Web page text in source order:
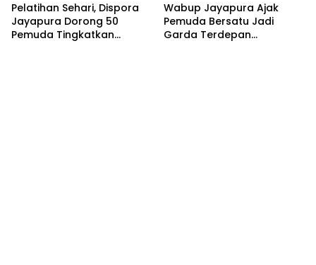
Pelatihan Sehari, Dispora
Jayapura Dorong 50
Pemuda Tingkatkan
Wabup Jayapura Ajak
Pemuda Bersatu Jadi
Garda Terdepan